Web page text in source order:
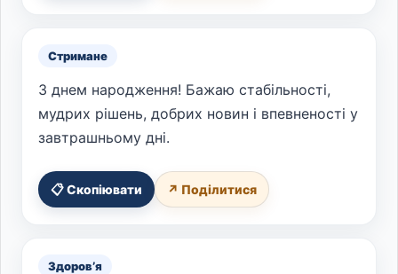
Стримане
З днем народження! Бажаю стабільності,
мудрих рішень, добрих новин і впевненості у
завтрашньому дні.
📋 Скопіювати ↗ Поділитися
Здоров’я